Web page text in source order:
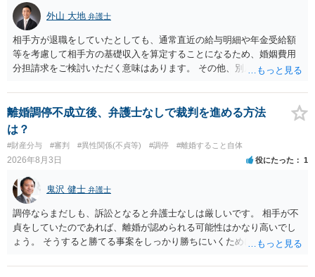
外山 大地 弁護士
相手方が退職をしていたとしても、通常直近の給与明細や年金受給額
等を考慮して相手方の基礎収入を算定することになるため、婚姻費用
分担請求をご検討いただく意味はあります。 その他、別居の経緯、質
て、ご検討いただくのが良いかと思います。
離婚調停不成立後、弁護士なしで裁判を進める方法
は？
#財産分与 #審判 #異性関係(不貞等) #調停 #離婚すること自体
2026年8月3日 役にたった 1
鬼沢 健士 弁護士
調停ならまだしも、訴訟となると弁護士なしは厳しいです。 相手が不
貞をしていたのであれば、離婚が認められる可能性はかなり高いでし
ょう。 そうすると勝てる事案をしっかり勝ちにいくためにも弁護士委